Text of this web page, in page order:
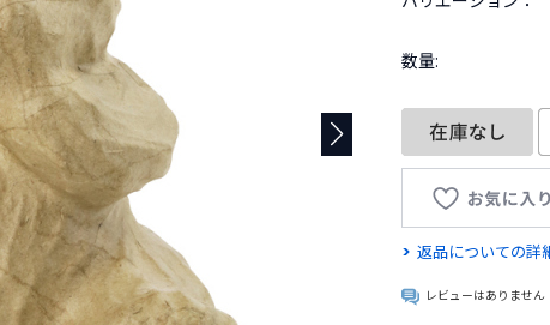
数量:
返品についての詳
レビューはありません